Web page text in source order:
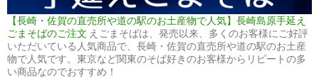
【長崎・佐賀の直売所や道の駅のお土産物で人気】長崎島原手延え
ごまそばのご注文 えごまそばは、発売以来、多くのお客様にご好評
いただいている人気商品で、長崎・佐賀の直売所や道の駅のお土産
物で人気です。東京など関東のそば好きのお客様からリピートの多
い商品なのでおすすめ！